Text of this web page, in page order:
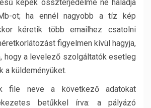
képek összterjedelme ne haladja
ot; ha ennél nagyobb a tíz kép
kéretik több emailhez csatolni
figyelmen kívül hagyja,
hogy a levelező szolgáltatók esetleg
a küldeményüket.
file neve a következő adatokat
betűkkel írva: a pályázó